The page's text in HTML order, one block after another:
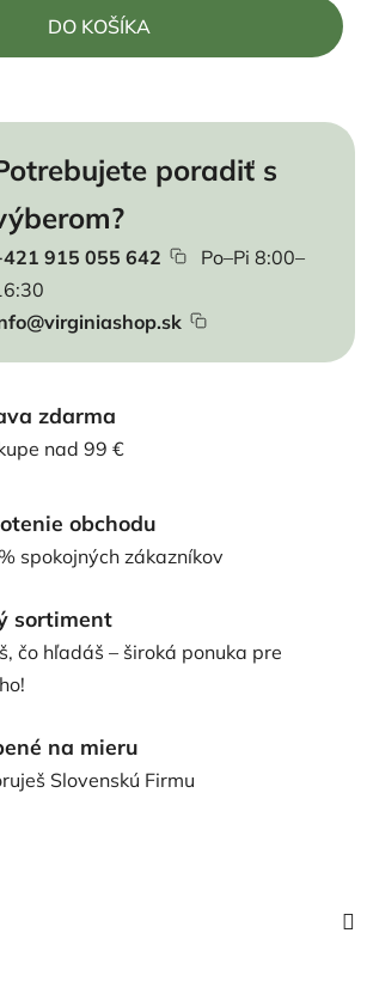
DO KOŠÍKA
poradiť s
915 055 642
Po–Pi 8:00–
zdarma
nad 99 €
obchodu
spokojných zákazníkov
sortiment
čo hľadáš – široká ponuka pre
na mieru
Slovenskú Firmu